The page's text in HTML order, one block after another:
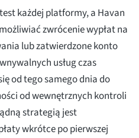
każdej platformy, a Havan
zwrócenie wypłat na
lub zatwierdzone konto
usług czas
od tego samego dnia do
od wewnętrznych kontroli
strategią jest
wkrótce po pierwszej